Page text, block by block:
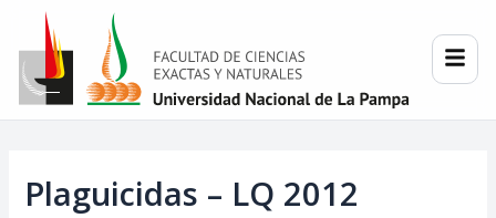
contenido
Plaguicidas – LQ 2012
navigation